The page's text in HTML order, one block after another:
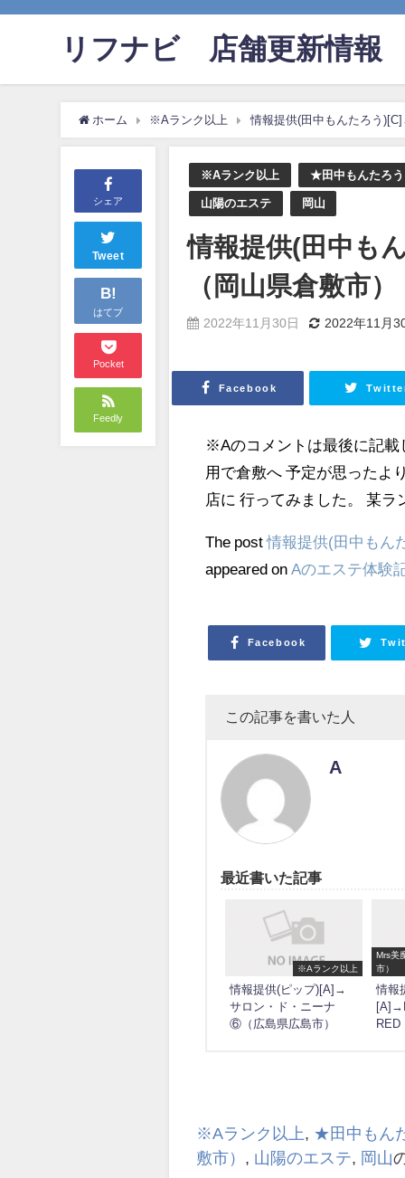
リフナビ®店舗更新情報
ホーム ※Aランク以上 情報提供(田中もんたろう
シェア
Tweet
B!
はてブ
Pocket
Feedly
※Aランク以上 ★田中もんたろう
山陽のエステ 岡山
情報提供(田中も
（岡山県倉敷市）
2022年11月30日 2022年11月
Facebook
※Aのコメントは最後に記
用で倉敷へ 予定が思ったよ
店に 行ってみました。 某ラ
The post情報提供(田中もん
appeared on Aのエステ体験
Facebook
この記事を書いた人
A
最近書いた記事
※Aランク以上
情報提供(ピップ)[A]→
サロン・ド・ニーナ
⑥（広島県広島市）
Mrs美
市）
情報
RED
※Aランク以上 ★田中もん
敷市）
山陽のエステ 岡山